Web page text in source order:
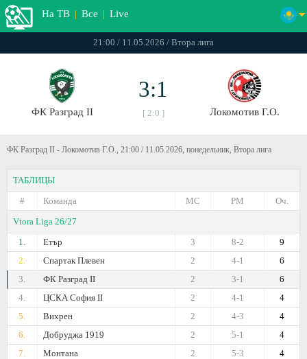
На ТВ | Все | Live
21:00 / 11.05.2026 / Втора лига
ФК Разград II
3:1
[ 2:0 ] Локомотив Г.О.
ФК Разград II - Локомотив Г.О., 21:00 / 11.05.2026, понедельник, Втора лига
ТАБЛИЦЫ
#
Команда Оч.
РМ
МС
Vtora Liga 26/27
1.
Етър 9
8-2
3
2.
Спартак Плевен 6
4-1
2
3.
ФК Разград II 6
3-1
2
4.
ЦСКА София II 4
4-1
2
5.
Вихрен 4
4-3
2
6.
Добруджа 1919 4
5-1
2
7.
Монтана 4
5-3
2